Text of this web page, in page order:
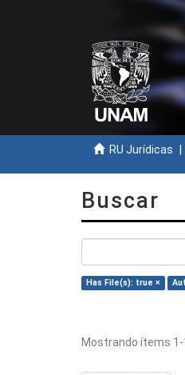
RU Jurídicas
Buscar
Has File(s): true ×
Mostrando ítems 1-